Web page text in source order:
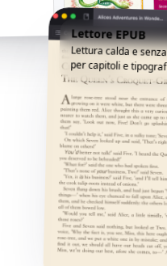
Lettore EPUB
Lettura calda e
per capitoli e